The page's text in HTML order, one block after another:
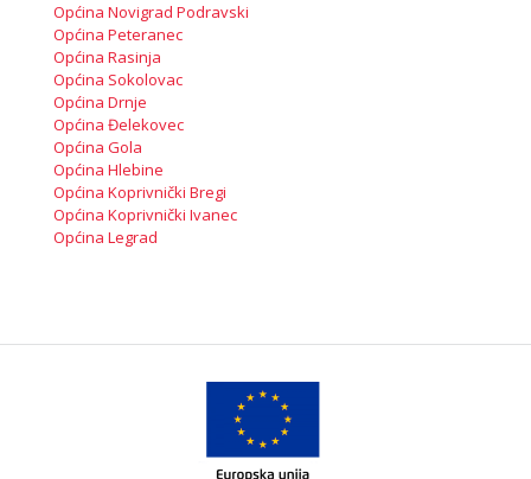
Općina Novigrad Podravski
Općina Peteranec
Općina Rasinja
Općina Sokolovac
Općina Drnje
Općina Đelekovec
Općina Gola
Općina Hlebine
Općina Koprivnički Bregi
Općina Koprivnički Ivanec
Općina Legrad